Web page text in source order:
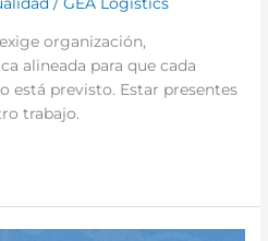
/GEA Logistics
organización,
alineada para que cada
está previsto. Estar presentes
trabajo.